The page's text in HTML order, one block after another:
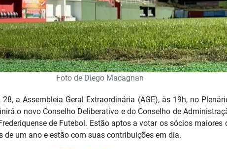
Foto de Diego Macagnan
a Assembleia Geral Extraordinária (AGE), às 19h, no
o novo Conselho Deliberativo e do Conselho de
de Futebol. Estão aptos a votar os sócios maiores
de um ano e estão com suas contribuições em dia.